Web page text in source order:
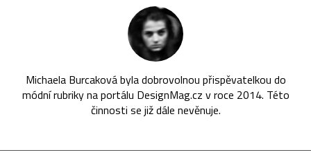
Michaela Burcaková byla dobrovolnou přispěvatelkou do
módní rubriky na portálu DesignMag.cz v roce 2014. Této
činnosti se již dále nevěnuje.